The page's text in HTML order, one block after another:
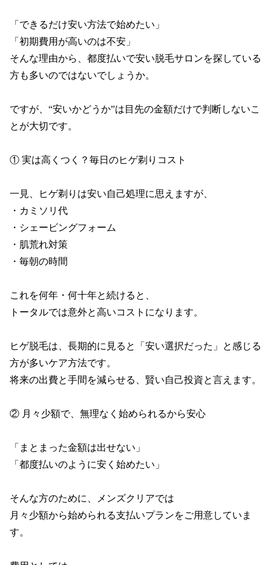
「できるだけ安い方法で始めたい」
「初期費用が高いのは不安」
そんな理由から、都度払いで安い脱毛サロンを探している
方も多いのではないでしょうか。
ですが、“安いかどうか”は目先の金額だけで判断しないこ
とが大切です。
① 実は高くつく？毎日のヒゲ剃りコスト
一見、ヒゲ剃りは安い自己処理に思えますが、
・カミソリ代
・シェービングフォーム
・肌荒れ対策
・毎朝の時間
これを何年・何十年と続けると、
トータルでは意外と高いコストになります。
ヒゲ脱毛は、長期的に見ると「安い選択だった」と感じる
方が多いケア方法です。
将来の出費と手間を減らせる、賢い自己投資と言えます。
② 月々少額で、無理なく始められるから安心
「まとまった金額は出せない」
「都度払いのように安く始めたい」
そんな方のために、メンズクリアでは
月々少額から始められる支払いプランをご用意していま
す。